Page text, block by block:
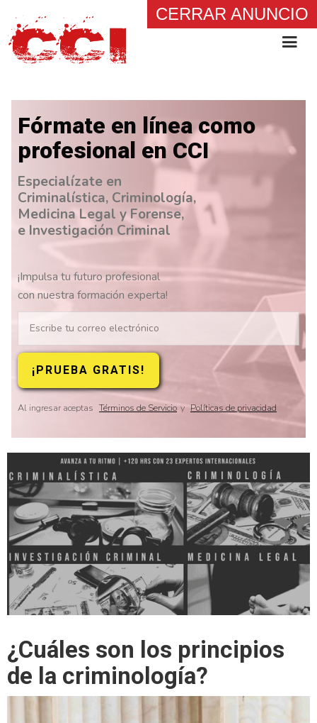
Fórmate en línea como
profesional en CCI
Especialízate en
Criminalística, Criminología,
Medicina Legal y Forense,
e Investigación Criminal
¡Impulsa tu futuro profesional
con nuestra formación experta!
Al ingresar aceptas Términos de Servicio y Políticas de privacidad
¿Cuáles son los principios
de la criminología?
CERRAR ANUNCIO